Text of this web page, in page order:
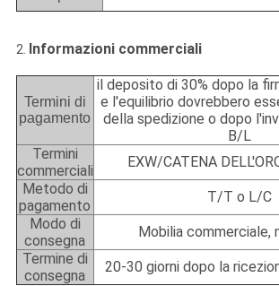
2. Informazioni commerciali
Termini di
pagamento
il deposito di 30% dopo la
e l'equilibrio dovrebbero
della spedizione o dopo
B/L
Termini
commerciali
EXW/CATENA
Metodo di
pagamento
T/T o L/C
Modo di
consegna
Mobilia commerciale,
Termine di
consegna
20-30 giorni dopo la